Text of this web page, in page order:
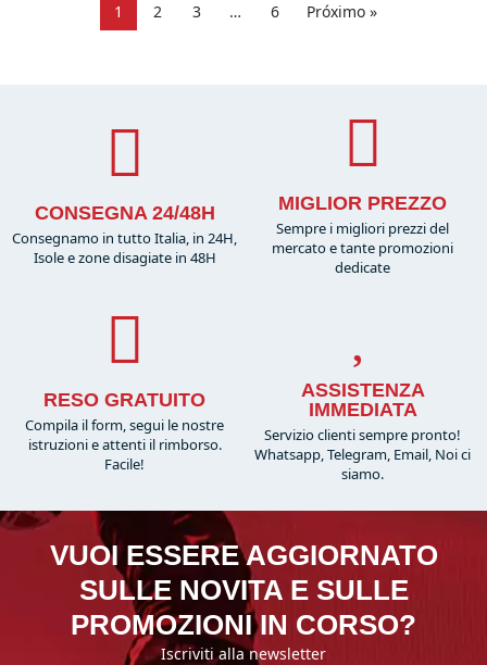
1 2 3 … 6 Próximo »
CONSEGNA 24/48H
Consegnamo in tutto Italia, in 24H,
Isole e zone disagiate in 48H
MIGLIOR PREZZO
Sempre i migliori prezzi del
mercato e tante promozioni
dedicate
RESO GRATUITO
Compila il form, segui le nostre
istruzioni e attenti il rimborso.
Facile!
ASSISTENZA
IMMEDIATA
Servizio clienti sempre pronto!
Whatsapp, Telegram, Email, Noi ci
siamo.
VUOI ESSERE AGGIORNATO
SULLE NOVITA E SULLE
PROMOZIONI IN CORSO?
Iscriviti alla newsletter